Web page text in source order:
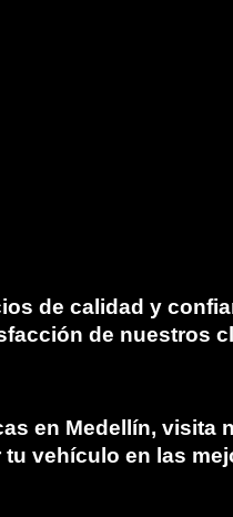
de calidad y
de nuestros
en Medellín, visita
vehículo en las